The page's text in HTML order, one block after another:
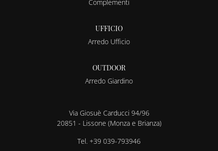
Complementi
UFFICIO
Arredo Ufficio
OUTDOOR
Arredo Giardino
Via Giosuè Carducci 94/96
20851 - Lissone (Monza e Brianza)
Tel. +39 039-793946